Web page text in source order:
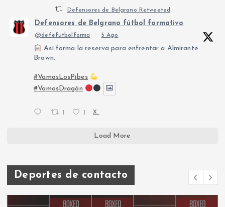
Defensores de Belgrano Retweeted
Defensores de Belgrano fútbol formativo
@defefutbolforma · 5 Ago
Así forma la reserva para enfrentar a Almirante
Brown.
#VamosLosPibes
#VamosDragón
1 1 X
Load More
Deportes de contacto